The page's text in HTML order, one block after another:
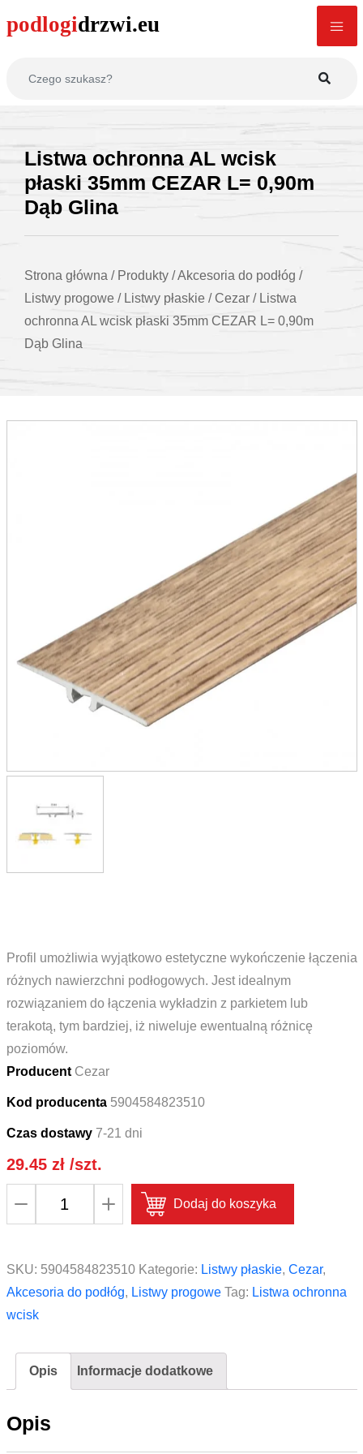
Listwa ochronna AL wcisk
płaski 35mm CEZAR L= 0,90m
Dąb Glina
Strona główna / Produkty /Akcesoria do podłóg /
Listwy progowe / Listwy płaskie / Cezar / Listwa
ochronna AL wcisk płaski 35mm CEZAR L= 0,90m
Dąb Glina
Profil umożliwia wyjątkowo estetyczne wykończenie łączenia
różnych nawierzchni podłogowych. Jest idealnym
rozwiązaniem do łączenia wykładzin z parkietem lub
terakotą, tym bardziej, iż niweluje ewentualną różnicę
poziomów.
Producent Cezar
Kod producenta 5904584823510
Czas dostawy 7-21 dni
29.45 zł/szt.
AL
wcisk
płaski
CEZAR
Dąb
Dodaj do koszyka
SKU: 5904584823510 Kategorie: Listwy płaskie, Cezar,
Akcesoria do podłóg, Listwy progowe Tag: Listwa ochronna
wcisk
Opis Informacje dodatkowe
Opis